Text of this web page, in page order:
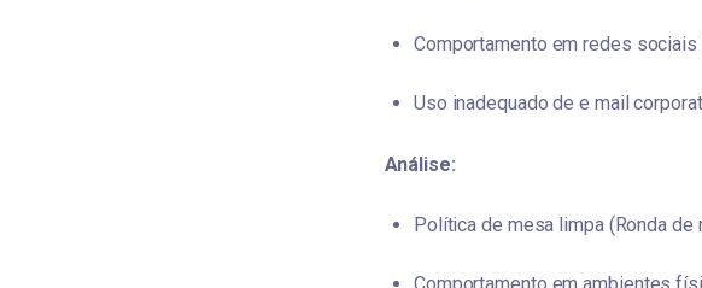
Comportamento em redes sociais
Uso inadequado de e mail
Análise:
Política de mesa limpa (Ronda de